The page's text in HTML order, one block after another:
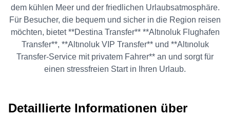
dem kühlen Meer und der friedlichen Urlaubsatmosphäre.
Für Besucher, die bequem und sicher in die Region reisen
möchten, bietet **Destina Transfer** **Altınoluk Flughafen
Transfer**, **Altınoluk VIP Transfer** und **Altınoluk
Transfer-Service mit privatem Fahrer** an und sorgt für
einen stressfreien Start in Ihren Urlaub.
Detaillierte Informationen über